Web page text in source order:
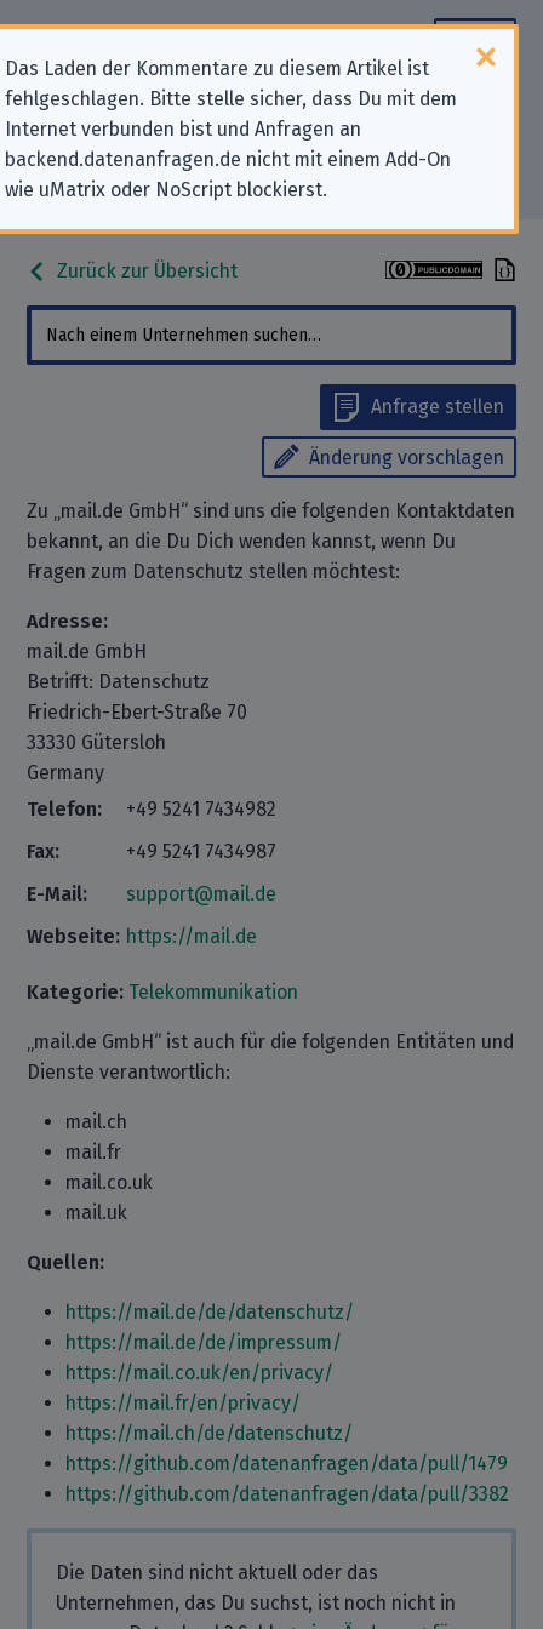
Das Laden der Kommentare zu diesem Artikel ist
fehlgeschlagen. Bitte stelle sicher, dass Du mit dem
Internet verbunden bist und Anfragen an
backend.datenanfragen.de nicht mit einem Add-On
wie uMatrix oder NoScript blockierst.
Datenschutz-Kontaktdaten für
„mail.de GmbH“
Zurück zur Übersicht
Anfrage stellen
Änderung vorschlagen
Zu „mail.de GmbH“ sind uns die folgenden Kontaktdaten
bekannt, an die Du Dich wenden kannst, wenn Du
Fragen zum Datenschutz stellen möchtest:
Adresse:
mail.de GmbH
Betrifft: Datenschutz
Friedrich-Ebert-Straße 70
33330 Gütersloh
Germany
Telefon:
+49 5241 7434982
Fax:
+49 5241 7434987
E-Mail:
support@mail.de
Webseite: https://mail.de
Kategorie: Telekommunikation
„mail.de GmbH“ ist auch für die folgenden Entitäten und
Dienste verantwortlich:
mail.ch
mail.fr
mail.co.uk
mail.uk
Quellen:
https://mail.de/de/datenschutz/
https://mail.de/de/impressum/
https://mail.co.uk/en/privacy/
https://mail.fr/en/privacy/
https://mail.ch/de/datenschutz/
https://github.com/datenanfragen/data/pull/1479
https://github.com/datenanfragen/data/pull/3382
Die Daten sind nicht aktuell oder das
Unternehmen, das Du suchst, ist noch nicht in